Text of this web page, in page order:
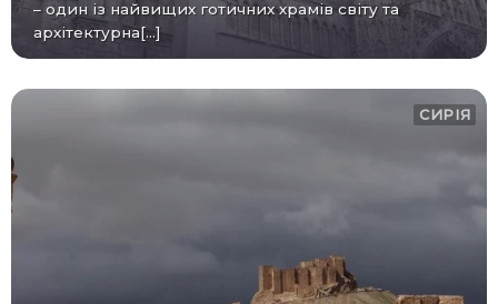
– один із найвищих готичних храмів світу та
архітектурна[...]
СИРІЯ